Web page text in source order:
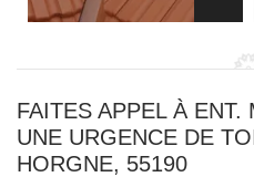
FAITES APPEL À ENT.
UNE URGENCE DE
HORGNE, 55190